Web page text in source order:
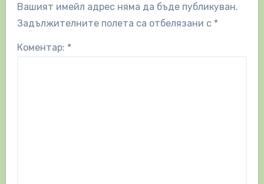
Вашият имейл адрес няма да бъде публикуван.
Задължителните полета са отбелязани с *
Коментар: *